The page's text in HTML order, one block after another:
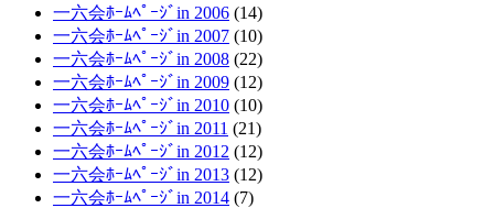
一六会ﾎｰﾑﾍﾟｰｼﾞin 2006 (14)
一六会ﾎｰﾑﾍﾟｰｼﾞin 2007 (10)
一六会ﾎｰﾑﾍﾟｰｼﾞin 2008 (22)
一六会ﾎｰﾑﾍﾟｰｼﾞin 2009 (12)
一六会ﾎｰﾑﾍﾟｰｼﾞin 2010 (10)
一六会ﾎｰﾑﾍﾟｰｼﾞin 2011 (21)
一六会ﾎｰﾑﾍﾟｰｼﾞin 2012 (12)
一六会ﾎｰﾑﾍﾟｰｼﾞin 2013 (12)
一六会ﾎｰﾑﾍﾟｰｼﾞin 2014 (7)